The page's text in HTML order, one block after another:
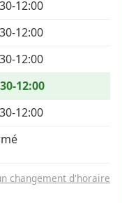
12:00
12:00
12:00
12:00
12:00
changement d'horaire